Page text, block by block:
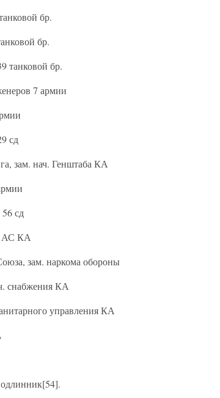
бр.
бр.
танковой бр.
7 армии
сд
зам. нач. Генштаба КА
сд
АС КА
зам. наркома обороны
снабжения КА
управления КА